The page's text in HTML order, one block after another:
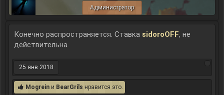
Администратор
Конечно распространяется. Ставка sidoroOFF, не
действительна.
25 янв 2018
Mogrein и BearGrils нравится это.